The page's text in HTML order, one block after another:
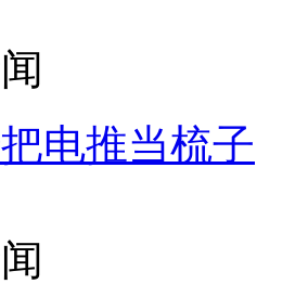
电推当梳子